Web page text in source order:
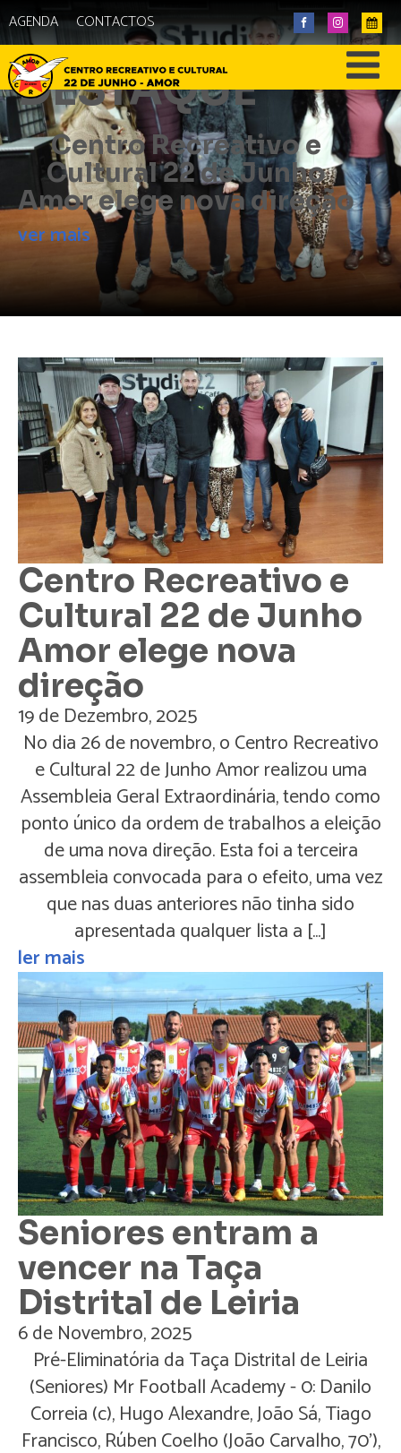
AGENDA CONTACTOS
DESTAQUE
Centro Recreativo e
Cultural 22 de Junho
Amor elege nova direção
ver mais
Centro Recreativo e
Cultural 22 de Junho
Amor elege nova
direção
19 de Dezembro, 2025
No dia 26 de novembro, o Centro Recreativo
e Cultural 22 de Junho Amor realizou uma
Assembleia Geral Extraordinária, tendo como
ponto único da ordem de trabalhos a eleição
de uma nova direção. Esta foi a terceira
assembleia convocada para o efeito, uma vez
que nas duas anteriores não tinha sido
apresentada qualquer lista a […]
ler mais
Seniores entram a
vencer na Taça
Distrital de Leiria
6 de Novembro, 2025
Pré-Eliminatória da Taça Distrital de Leiria
(Seniores) Mr Football Academy - 0: Danilo
Correia (c), Hugo Alexandre, João Sá, Tiago
Francisco, Rúben Coelho (João Carvalho, 70'),